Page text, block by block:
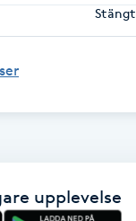
Stängt
upplevelse